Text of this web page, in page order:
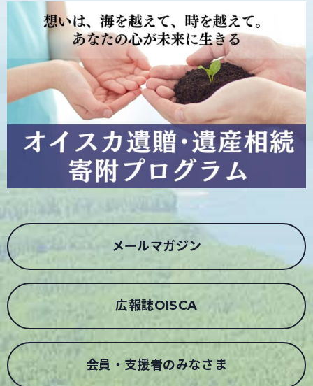
メールマガジン
広報誌OISCA
会員・支援者のみなさま